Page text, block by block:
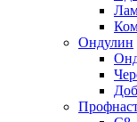
Ондулин